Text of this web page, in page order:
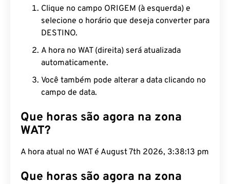
Clique no campo ORIGEM (à esquerda) e
selecione o horário que deseja converter para
DESTINO.
A hora no WAT (direita) será atualizada
automaticamente.
Você também pode alterar a data clicando no
campo de data.
Que horas são agora na zona
WAT?
A hora atual no WAT é August 7th 2026, 3:38:14 pm
Que horas são agora na zona